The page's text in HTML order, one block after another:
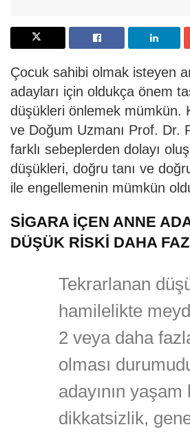
Çocuk sahibi olmak isteyen
adayları için oldukça önem
düşükleri önlemek mümkün.
ve Doğum Uzmanı Prof. Dr.
farklı sebeplerden dolayı
düşükleri, doğru tanı ve
ile engellemenin mümkün
SİGARA İÇEN ANNE
DÜŞÜK RİSKİ DAHA
Tekrarlanan
hamilelikte
2 veya daha
olması
adayının
dikkatsizlik,